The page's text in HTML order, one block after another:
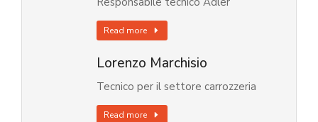
Read more
Lorenzo Marchisio
Tecnico per il settore carrozzeria
Read more